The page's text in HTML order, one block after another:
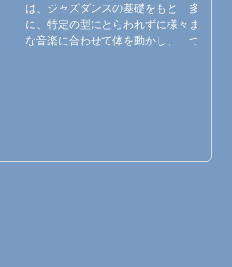
✨
は、ジャズダンスの基礎をもと
に、特定の型にとらわれずに様々
な音楽に合わせて体を動かし、表
多彩な
ます。
つのポ
ことが